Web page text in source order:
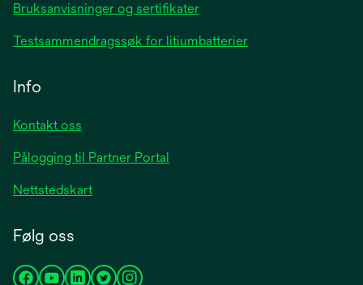
Bruksanvisninger og sertifikater
Testsammendragssøk for litiumbatterier
Info
Kontakt oss
Pålogging til Partner Portal
Nettstedskart
Følg oss